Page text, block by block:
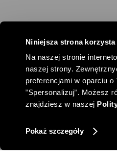
Niniejsza strona
Na naszej stronie
naszej strony.
preferencjami w oparciu
”Spersonalizuj”. Możesz
znajdziesz w naszej
Pokaż szczegóły